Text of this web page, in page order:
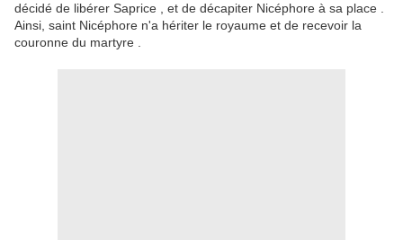
décidé de libérer Saprice , et de décapiter Nicéphore à sa place .
Ainsi, saint Nicéphore n'a hériter le royaume et de recevoir la
couronne du martyre .